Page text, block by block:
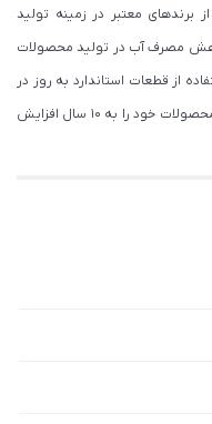
برندهای معتبر در زمینه تولید
مصرف آب در تولید محصولات
از قطعات استاندارد به روز در
شیرآلات کسری، شرکت کسری گارانتی و ضمانت محصولات خود را به 10 سال افزایش